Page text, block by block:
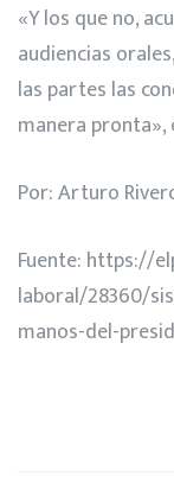
«Y los que no,
audiencias
las partes las
manera pronta»,
Por: Arturo
Fuente: https://
laboral/28360/
manos-del-